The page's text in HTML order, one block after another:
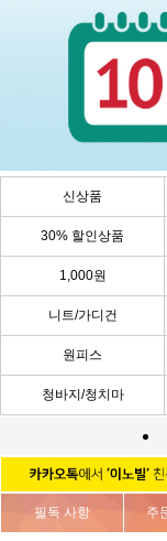
신상품
30% 할인상품
1,000원
니트/가디건
원피스
청바지/청치마
필독 사항 주